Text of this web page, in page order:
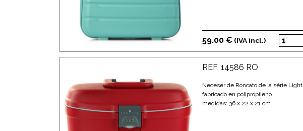
59.00 € (IVA incl.)
REF. 14586 RO
Neceser de Roncato de la série Light
fabricado en polipropileno
medidas: 36 x 22 x 21 cm